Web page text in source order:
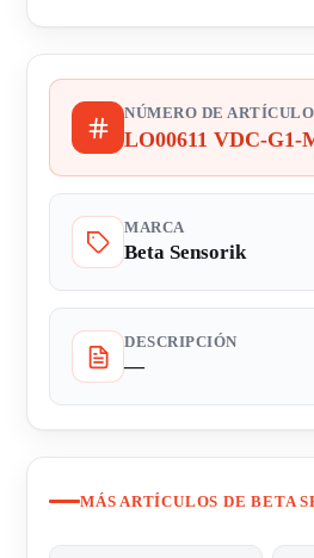
NÚMERO DE ARTÍCULO
LO00611 VDC-G1-
MARCA
Beta Sensorik
DESCRIPCIÓN
—
MÁS ARTÍCULOS DE BETA